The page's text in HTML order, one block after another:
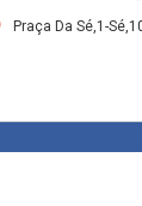
Praça Da Sé,1-